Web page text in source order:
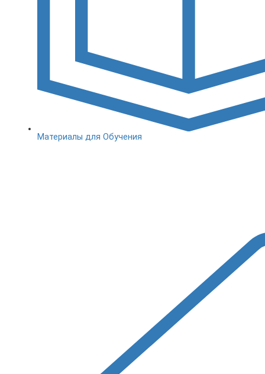
Материалы для Обучения